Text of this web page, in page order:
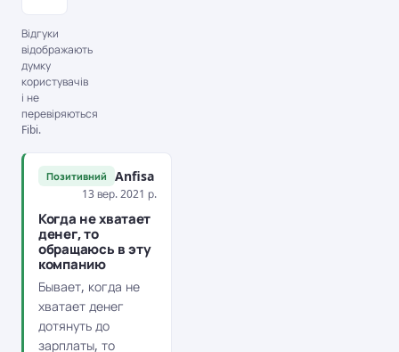
Відгуки
відображають
думку
користувачів
і не
перевіряються
Fibi.
Позитивний Anfisa
13 вер. 2021 р.
Когда не хватает
денег, то
обращаюсь в эту
компанию
Бывает, когда не
хватает денег
дотянуть до
зарплаты, то